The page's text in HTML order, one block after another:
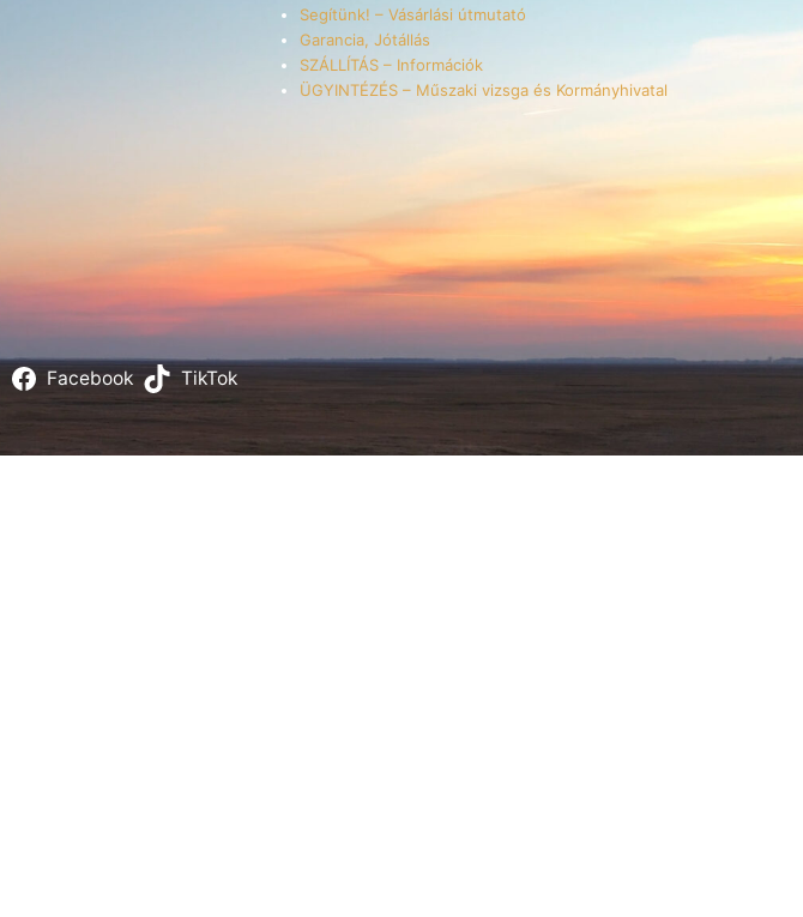
Segítünk! – Vásárlási útmutató
Garancia, Jótállás
SZÁLLÍTÁS – Információk
ÜGYINTÉZÉS – Műszaki vizsga és Kormányhivatal
Facebook TikTok